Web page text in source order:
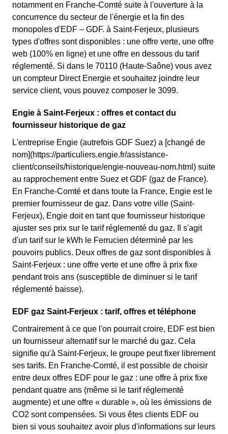
notamment en Franche-Comté suite à l'ouverture à la
concurrence du secteur de l'énergie et la fin des
monopoles d'EDF – GDF. à Saint-Ferjeux, plusieurs
types d'offres sont disponibles : une offre verte, une offre
web (100% en ligne) et une offre en dessous du tarif
réglementé. Si dans le 70110 (Haute-Saône) vous avez
un compteur Direct Energie et souhaitez joindre leur
service client, vous pouvez composer le 3099.
Engie à Saint-Ferjeux : offres et contact du
fournisseur historique de gaz
L'entreprise Engie (autrefois GDF Suez) a [changé de
nom](https://particuliers.engie.fr/assistance-
client/conseils/historique/engie-nouveau-nom.html) suite
au rapprochement entre Suez et GDF (gaz de France).
En Franche-Comté et dans toute la France, Engie est le
premier fournisseur de gaz. Dans votre ville (Saint-
Ferjeux), Engie doit en tant que fournisseur historique
ajuster ses prix sur le tarif réglementé du gaz. Il s'agit
d'un tarif sur le kWh le Ferrucien déterminé par les
pouvoirs publics. Deux offres de gaz sont disponibles à
Saint-Ferjeux : une offre verte et une offre à prix fixe
pendant trois ans (susceptible de diminuer si le tarif
réglementé baisse).
EDF gaz Saint-Ferjeux : tarif, offres et téléphone
Contrairement à ce que l'on pourrait croire, EDF est bien
un fournisseur alternatif sur le marché du gaz. Cela
signifie qu'à Saint-Ferjeux, le groupe peut fixer librement
ses tarifs. En Franche-Comté, il est possible de choisir
entre deux offres EDF pour le gaz : une offre à prix fixe
pendant quatre ans (même si le tarif réglementé
augmente) et une offre « durable », où les émissions de
CO2 sont compensées. Si vous êtes clients EDF ou
bien si vous souhaitez avoir plus d'informations sur leurs